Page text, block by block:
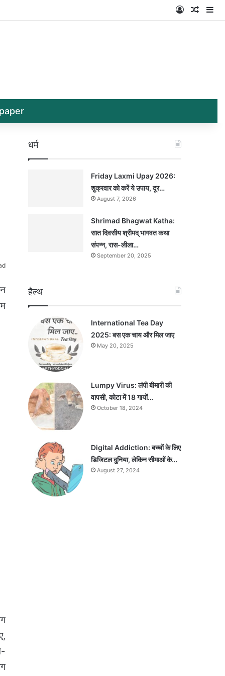
Log In
धर्म
Friday Laxmi Upay 2026:
शुक्रवार को करें ये उपाय, दूर…
August 7, 2026
Shrimad Bhagwat Katha:
सात दिवसीय श्रीमद् भागवत कथा
संपन्न, रास-लीला…
September 20, 2025
हैल्थ
International Tea Day
2025: बस एक चाय और मिल जाए
May 20, 2025
Lumpy Virus: लंपी बीमारी की
वापसी, कोटा में 18 गायों…
October 18, 2024
Digital Addiction: बच्चों के लिए
डिजिटल दुनिया, लेकिन सीमाओं के…
August 27, 2024